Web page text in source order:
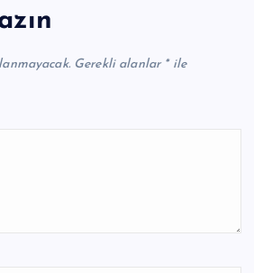
Gerekli alanlar *ile